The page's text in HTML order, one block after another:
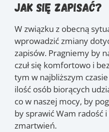
Jak się zapisać?
W związku z obecną
wprowadzić zmiany
zapisów. Pragniemy by
czuł się komfortowo i
tym w najbliższym
ilość osób biorących
co w naszej mocy, by
by sprawić Wam radość
zmartwień.